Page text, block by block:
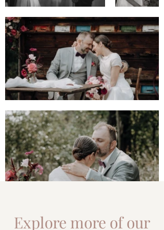
Explore more of our